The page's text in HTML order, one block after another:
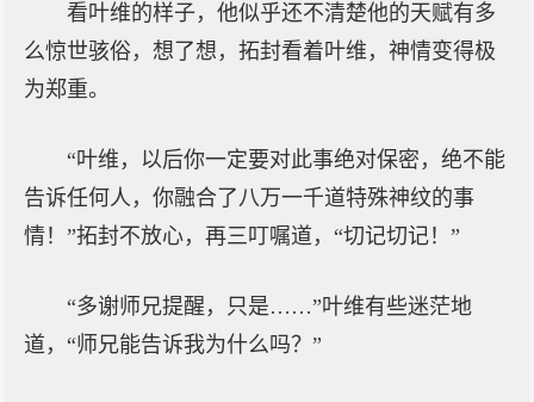
看叶维的样子，他似乎还不清楚他的天赋有多
么惊世骇俗，想了想，拓封看着叶维，神情变得极
为郑重。
“叶维，以后你一定要对此事绝对保密，绝不能
告诉任何人，你融合了八万一千道特殊神纹的事
情！”拓封不放心，再三叮嘱道，“切记切记！”
“多谢师兄提醒，只是……”叶维有些迷茫地
道，“师兄能告诉我为什么吗？”